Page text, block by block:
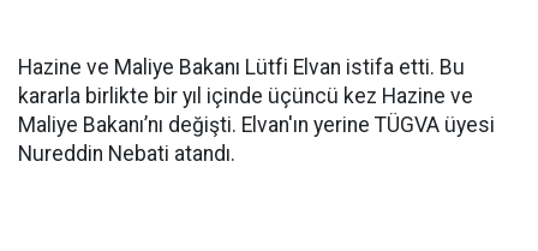
Hazine ve Maliye Bakanı Lütfi Elvan istifa etti. Bu
kararla birlikte bir yıl içinde üçüncü kez Hazine ve
Maliye Bakanı’nı değişti. Elvan'ın yerine TÜGVA üyesi
Nureddin Nebati atandı.